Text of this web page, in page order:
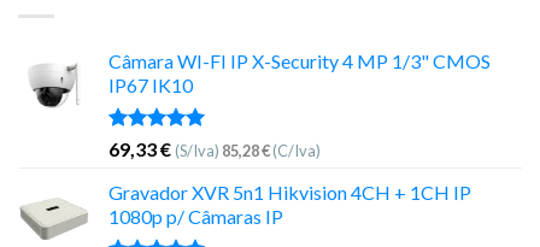
Câmara WI-FI IP X-Security 4 MP 1/3" CMOS
IP67 IK10
Avaliação
5.00
de 5
69,33€ (S/Iva) 85,28€(C/Iva)
Gravador XVR 5n1 Hikvision 4CH + 1CH IP
1080p p/ Câmaras IP